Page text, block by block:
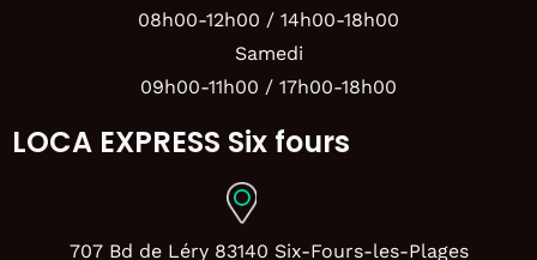
08h00-12h00 / 14h00-18h00
Samedi
09h00-11h00 / 17h00-18h00
LOCA EXPRESS Six fours
707 Bd de Léry 83140 Six-Fours-les-Plages